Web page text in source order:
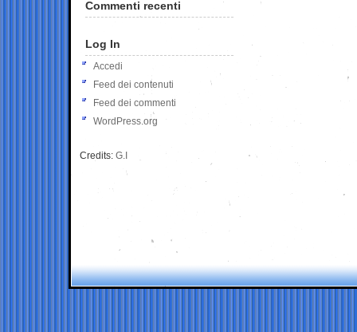
Commenti recenti
Log In
Accedi
Feed dei contenuti
Feed dei commenti
WordPress.org
Credits: G.I